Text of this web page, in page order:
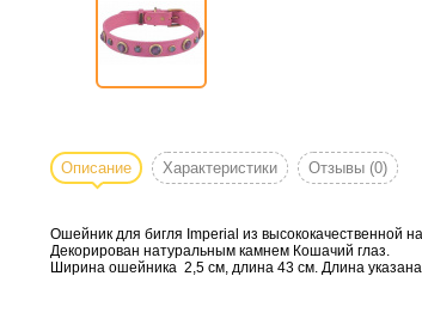
Описание Характеристики Отзывы (0)
Ошейник для бигля Imperial из высококачественной
Декорирован натуральным камнем Кошачий глаз.
Ширина ошейника 2,5 см, длина 43 см. Длина